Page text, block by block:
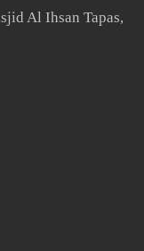
Al Ihsan Tapas,